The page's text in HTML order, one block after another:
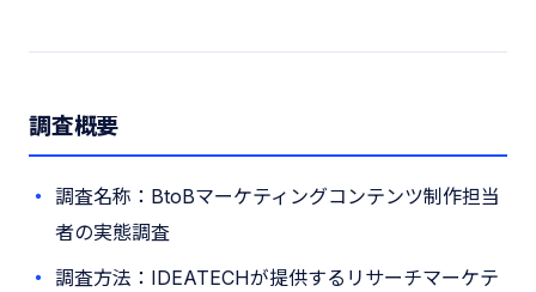
調査概要
調査名称：BtoBマーケティングコンテンツ制作担当
者の実態調査
調査方法：IDEATECHが提供するリサーチマーケテ